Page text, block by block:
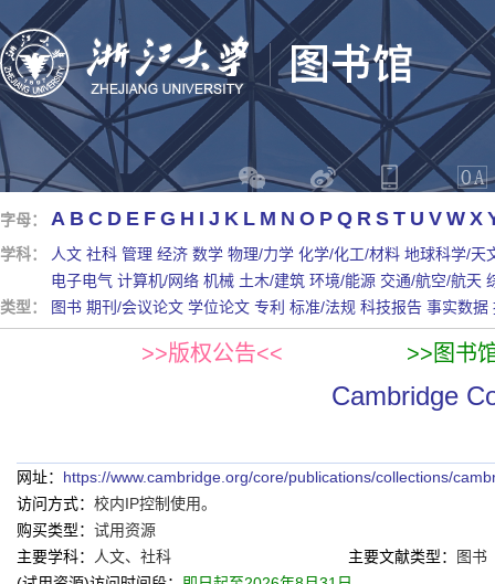
字母： A B C D E F G H I J K L M N O P Q R S T U V W X
学科： 人文 社科 管理 经济 数学 物理/力学 化学/化工/材料 地球科学/天
电子电气 计算机/网络 机械 土木/建筑 环境/能源 交通/航空/航天
类型：
图书 期刊/会议论文 学位论文 专利 标准/法规 科技报告 事实数据
>>版权公告<< >>图书
Cambridge
网址： https://www.cambridge.org/core/publications/collections/
访问方式： 校内IP控制使用。
购买类型： 试用资源
主要学科：
人文、社科 主要文献类型：
图书